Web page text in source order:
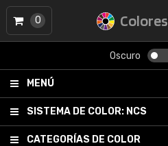
Colores
Oscuro
MENÚ
SISTEMA DE COLOR: NCS
CATEGORÍAS DE COLOR
0